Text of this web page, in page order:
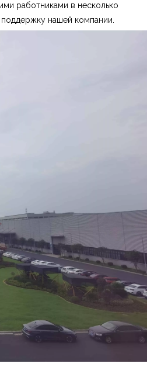
работниками в несколько
нашей компании.